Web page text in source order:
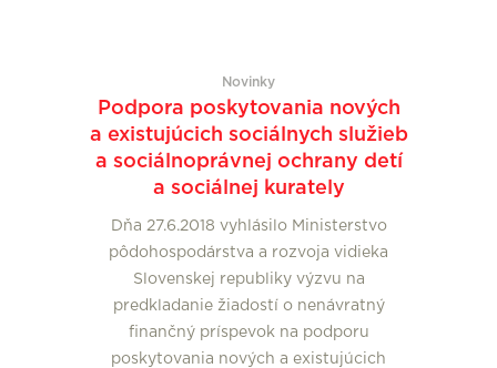
Novinky
Podpora poskytovania nových
a existujúcich sociálnych služieb
a sociálnoprávnej ochrany detí
a sociálnej kurately
Dňa 27.6.2018 vyhlásilo Ministerstvo
pôdohospodárstva a rozvoja vidieka
Slovenskej republiky výzvu na
predkladanie žiadostí o nenávratný
finančný príspevok na podporu
poskytovania nových a existujúcich